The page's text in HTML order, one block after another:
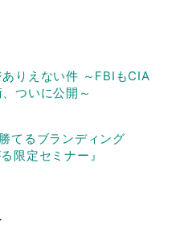
りえない件 ～FBIもCIA
ついに公開～
てるブランディング
定セミナー』